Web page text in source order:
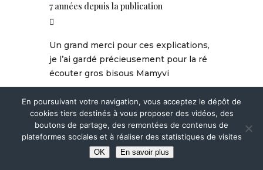
7 années depuis la publication
Un grand merci pour ces explications,
je l’ai gardé précieusement pour la ré
écouter gros bisous Mamyvi
En poursuivant votre navigation, vous acceptez le dépôt de
cookies tiers destinés à vous proposer des vidéos, des
boutons de partage, des remontées de contenus de
plateformes sociales et à réaliser des statistiques de visites
OK En savoir plus